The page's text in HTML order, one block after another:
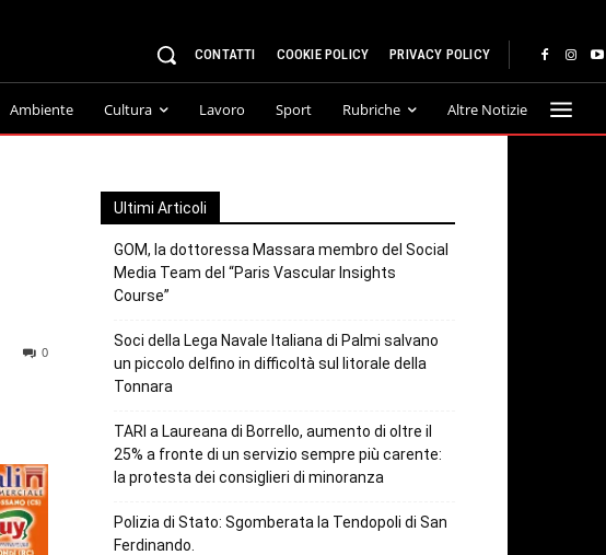
CONTATTI COOKIE POLICY PRIVACY POLICY
Ambiente Cultura Lavoro Sport Rubriche Altre Notizie
0
Ultimi Articoli
GOM, la dottoressa Massara membro del Social
Media Team del “Paris Vascular Insights
Course”
Soci della Lega Navale Italiana di Palmi salvano
un piccolo delfino in difficoltà sul litorale della
Tonnara
TARI a Laureana di Borrello, aumento di oltre il
25% a fronte di un servizio sempre più carente:
la protesta dei consiglieri di minoranza
Polizia di Stato: Sgomberata la Tendopoli di San
Ferdinando.